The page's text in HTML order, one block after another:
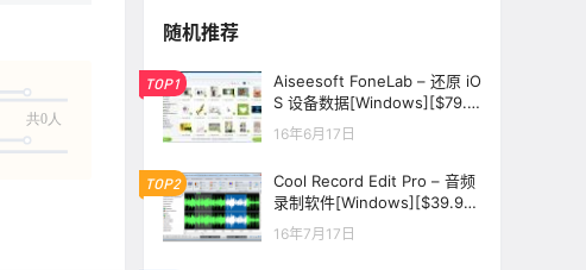
共0人
随机推荐
TOP1
Aiseesoft FoneLab – 还原 iO
S 设备数据[Windows][$79.9
5→0]
16年6月17日
TOP2
Cool Record Edit Pro – 音频
录制软件[Windows][$39.99
→0]
16年7月17日